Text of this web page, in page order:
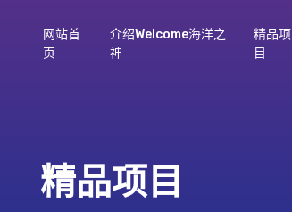
网站首
页
介绍welcome海洋之
神
精品项
目
精品项目